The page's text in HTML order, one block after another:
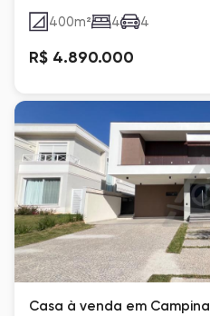
400m² 4 4
R$ 4.890.000
Casa à venda em